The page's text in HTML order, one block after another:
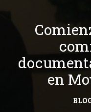
en